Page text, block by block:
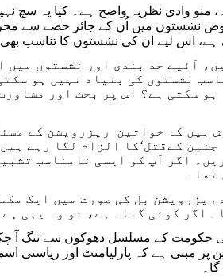
ہے، اس لیے ان کی نشستوں کا تناسب
آئیے حد بندی اور نشستوں
نشستوں کی بنیاد نہیں ہو
ہو سکتی ہے؟ اس پر بحث اور
ہیں کہ خواتین ریزرویشن کے
جنین کےقتل‘کا الزام لگا رہے
اگر آپ کو ایسی نامناسب
۔
کے ریزرویشن بل کی صورت میں
اگر کوئی گناہ ہے، تو وہ یہی ہے۔
حکومت کے مسلسل دھوکوں سے تنگ آ
پر مبنی ہے کہ پارلیامنٹ اور ریاستی